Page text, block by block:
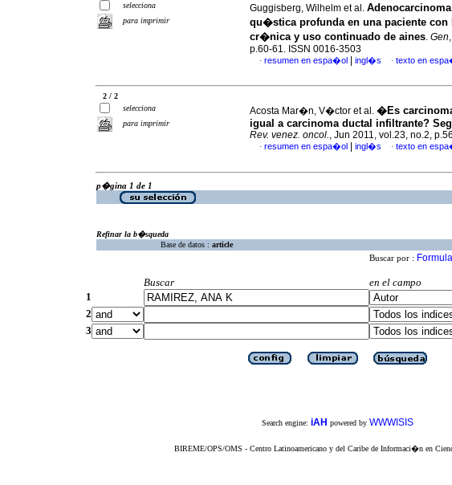
selecciona
para imprimir
Guggisberg, Wilhelm et al.
qu�stica profunda en una paciente
cr�nica y uso continuado de aines. Gen
p.60-61. ISSN 0016-3503
· resumen en espa�ol ingl�s · texto en
2 / 2
selecciona
para imprimir
Acosta Mar�n, V�ctor et al. �Es
igual a carcinoma ductal infiltrante?
Rev. venez. oncol., Jun 2011, vol.23, no.2,
· resumen en espa�ol ingl�s · texto en
p�gina 1 de 1
Refinar la b�squeda
Base de datos : article
Buscar por :
Buscar
en el campo
1
2
3
Search engine: iAH powered by WWWISIS
BIREME/OPS/OMS - Centro Latinoamericano y del Caribe de Informaci�n en